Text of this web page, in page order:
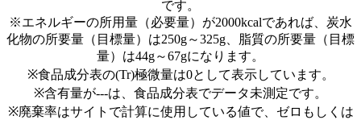
です。
※エネルギーの所用量（必要量）が2000kcalであれば、炭水
化物の所要量（目標量）は250g～325g、脂質の所要量（目標
量）は44g～67gになります。
※食品成分表の(Tr)極微量は0として表示しています。
※含有量が---は、食品成分表でデータ未測定です。
※廃棄率はサイトで計算に使用している値で、ゼロもしくは